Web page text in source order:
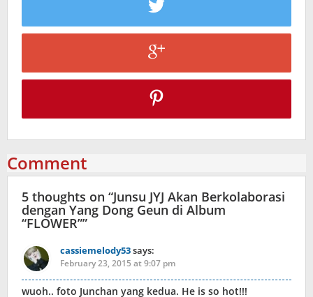
Comment
5 thoughts on “Junsu JYJ Akan Berkolaborasi
dengan Yang Dong Geun di Album
“FLOWER””
cassiemelody53says:
February 23, 2015 at 9:07 pm
wuoh.. foto Junchan yang kedua. He is so hot!!!